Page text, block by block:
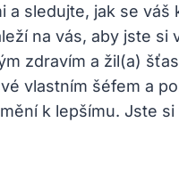
⁣a sledujte, jak ‍se váš
na vás,‌ aby jste​ si
zdravím a žil(a)
vlastním šéfem a
​k lepšímu. Jste‌ si